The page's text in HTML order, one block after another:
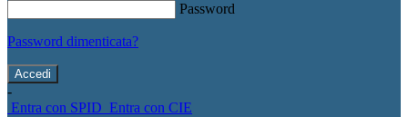
Password
Password dimenticata?
-
Entra con SPID Entra con CIE